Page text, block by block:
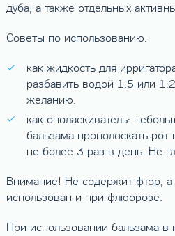
дуба, а также отдельных
Советы по использованию:
как жидкость для
разбавить водой 1:5 или
желанию.
как ополаскиватель:
бальзама прополоскать
не более 3 раз в день. Не
Внимание! Не содержит фтор,
использован и при флюорозе.
При использовании бальзама в